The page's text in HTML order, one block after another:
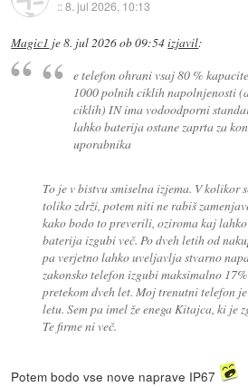
::8. jul 2026, 10:13
Magic1 je8. jul 2026 ob 09:54izjavil:
e telefon ohrani vsaj 80 %
1000 polnih ciklih napolnjenosti
ciklih) IN ima vodoodporni
lahko baterija ostane zaprta za
uporabnika
To je v bistvu smiselna izjema. V kolikor
toliko zdrži, potem niti ne rabiš
kako bodo to preverili, oziroma kaj
baterija izgubi več. Po dveh letih od
pa verjetno lahko uveljavlja stvarno
zakonsko telefon izgubi maksimalno
pretekom dveh let. Moj trenutni telefon
letu. Sem pa imel že enega Kitajca, ki je
Te firme ni več.
Potem bodo vse nove naprave IP67